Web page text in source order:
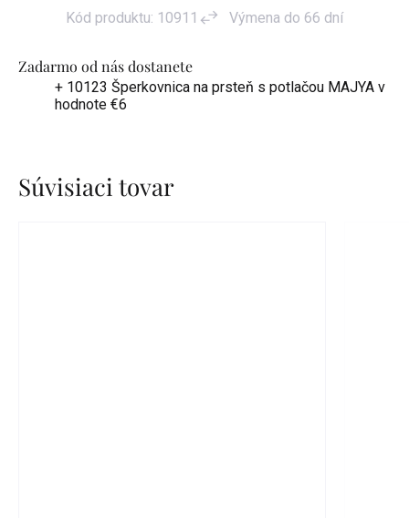
Zadarmo od nás dostanete
+ 10123 Šperkovnica na prsteň s potlačou MAJYA v
hodnote €6
Kód produktu: 10911 Výmena do 66 dní
Súvisiaci tovar